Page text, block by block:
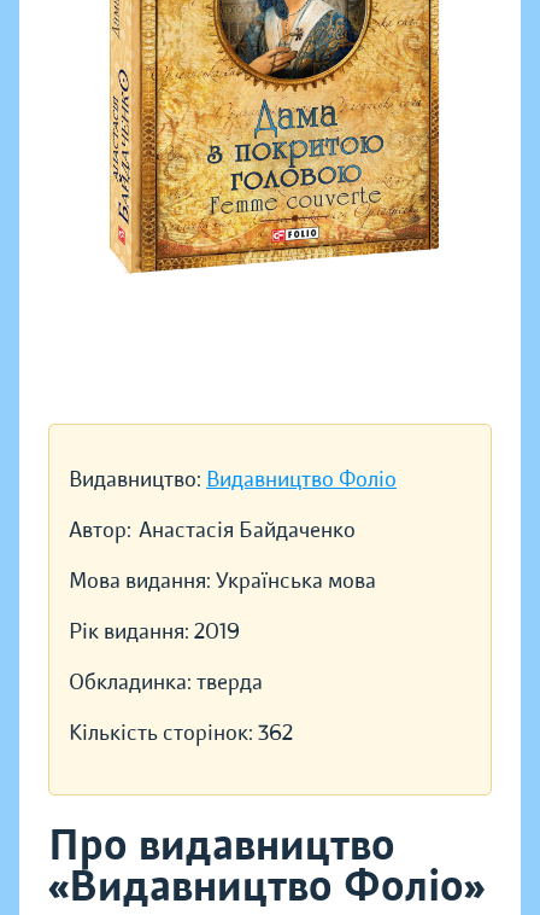
Видавництво: Видавництво Фоліо
Автор: Анастасія Байдаченко
Мова видання: Українська мова
Рік видання: 2019
Обкладинка: тверда
Кількість сторінок: 362
Про видавництво
«Видавництво Фоліо»